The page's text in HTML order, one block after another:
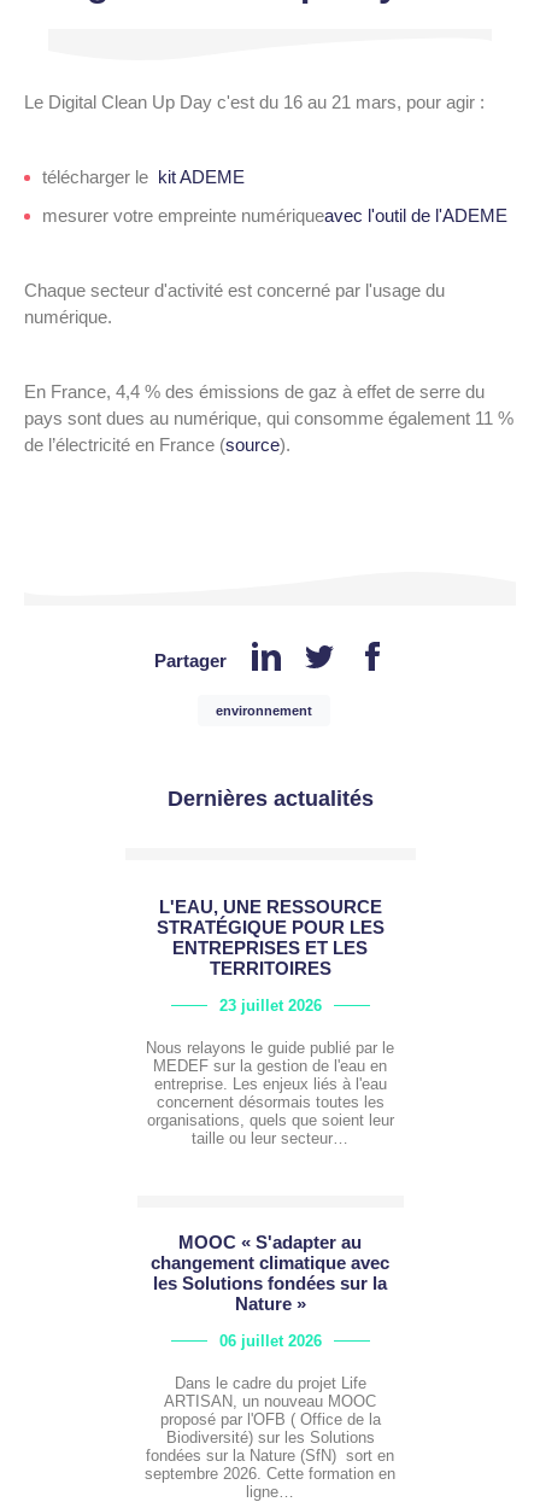
Le Digital Clean Up Day c'est du 16 au 21 mars, pour agir :
télécharger le kit ADEME
mesurer votre empreinte numériqueavec l'outil de l'ADEME
Chaque secteur d'activité est concerné par l'usage du
numérique.
En France, 4,4 % des émissions de gaz à effet de serre du
pays sont dues au numérique, qui consomme également 11 %
de l’électricité en France (source).
Partager
environnement
Dernières actualités
L'EAU, UNE RESSOURCE
STRATÉGIQUE POUR LES
ENTREPRISES ET LES
TERRITOIRES
23 juillet 2026
Nous relayons le guide publié par le
MEDEF sur la gestion de l'eau en
entreprise. Les enjeux liés à l'eau
concernent désormais toutes les
organisations, quels que soient leur
taille ou leur secteur…
MOOC « S'adapter au
changement climatique avec
les Solutions fondées sur la
Nature »
06 juillet 2026
Dans le cadre du projet Life
ARTISAN, un nouveau MOOC
proposé par l'OFB ( Office de la
Biodiversité) sur les Solutions
fondées sur la Nature (SfN) sort en
septembre 2026. Cette formation en
ligne…